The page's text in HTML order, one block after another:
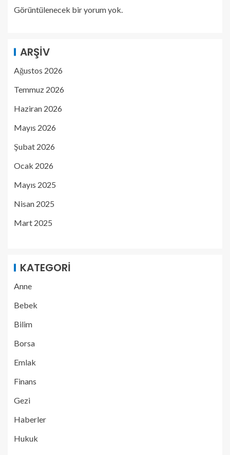
Görüntülenecek bir yorum yok.
ARŞIV
Ağustos 2026
Temmuz 2026
Haziran 2026
Mayıs 2026
Şubat 2026
Ocak 2026
Mayıs 2025
Nisan 2025
Mart 2025
KATEGORI
Anne
Bebek
Bilim
Borsa
Emlak
Finans
Gezi
Haberler
Hukuk